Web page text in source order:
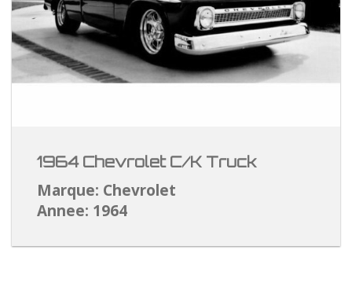
1964 Chevrolet C/K Truck
Marque: Chevrolet
Annee: 1964